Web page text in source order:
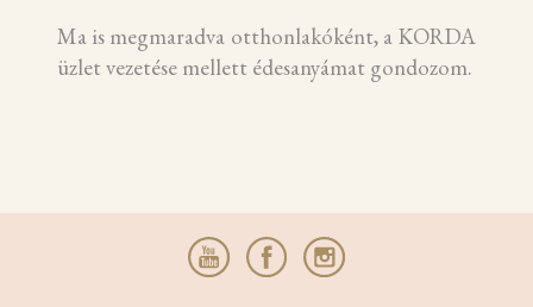
Ma is megmaradva otthonlakóként, a KORDA
üzlet vezetése mellett édesanyámat gondozom.